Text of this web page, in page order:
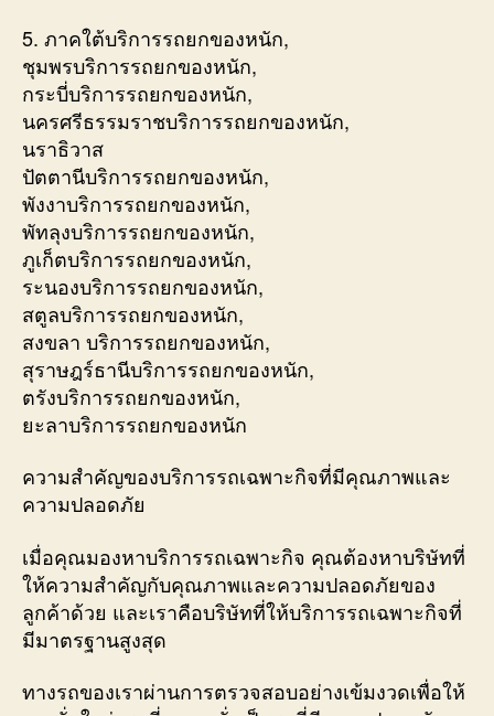
5. ภาคใต้บริการรถยกของหนัก,
ชุมพรบริการรถยกของหนัก,
กระบี่บริการรถยกของหนัก,
นครศรีธรรมราชบริการรถยกของหนัก,
นราธิวาส
ปัตตานีบริการรถยกของหนัก,
พังงาบริการรถยกของหนัก,
พัทลุงบริการรถยกของหนัก,
ภูเก็ตบริการรถยกของหนัก,
ระนองบริการรถยกของหนัก,
สตูลบริการรถยกของหนัก,
สงขลา บริการรถยกของหนัก,
สุราษฎร์ธานีบริการรถยกของหนัก,
ตรังบริการรถยกของหนัก,
ยะลาบริการรถยกของหนัก
ความสำคัญของบริการรถเฉพาะกิจที่มีคุณภาพและ
ความปลอดภัย
เมื่อคุณมองหาบริการรถเฉพาะกิจ คุณต้องหาบริษัทที่
ให้ความสำคัญกับคุณภาพและความปลอดภัยของ
ลูกค้าด้วย และเราคือบริษัทที่ให้บริการรถเฉพาะกิจที่
มีมาตรฐานสูงสุด
ทางรถของเราผ่านการตรวจสอบอย่างเข้มงวดเพื่อให้